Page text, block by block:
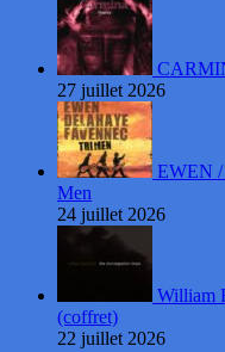
27 juillet 2026
EWEN
Men
24 juillet 2026
William
(coffret)
22 juillet 2026